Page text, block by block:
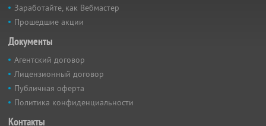
Заработайте, как Вебмастер
Прошедшие акции
Документы
Агентский договор
Лицензионный договор
Публичная оферта
Политика конфиденциальности
Контакты